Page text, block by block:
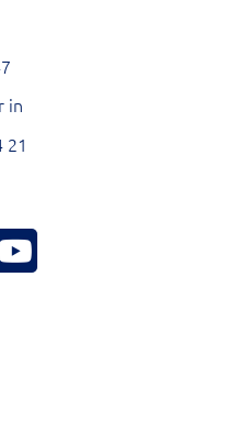
in
21
Facebook
Waard LinkedIn
Hoeksche Waard Instagram